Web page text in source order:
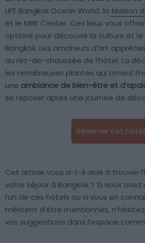
LIFE Bangkok Ocean World, la Maison
et le MBK Center. Ces lieux vous
options pour découvrir la culture et
Bangkok. Les amateurs d’art
au rez-de-chaussée de l’hôtel. La
les nombreuses plantes qui ornent
une ambiance de bien-être et
se reposer après une journée de
Réserver cet hôtel
Cet article vous a-t-il aidé à trouver
votre séjour à Bangkok ? Si vous
l’un de ces hôtels ou si vous en
méritent d’être mentionnés,
vos suggestions dans l’espace